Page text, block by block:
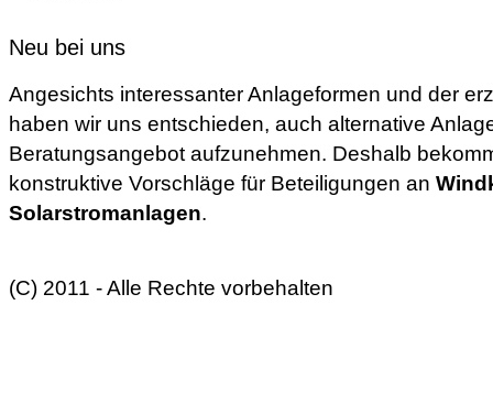
Neu bei uns
Angesichts interessanter Anlageformen und der
haben wir uns entschieden, auch alternative
Beratungsangebot aufzunehmen. Deshalb
konstruktive Vorschläge für Beteiligungen an
Solarstromanlagen.
(C) 2011 - Alle Rechte vorbehalten